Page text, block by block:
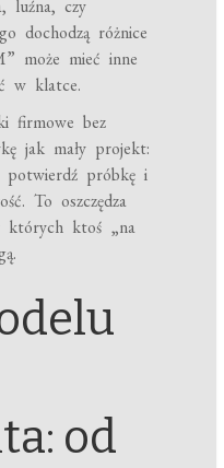
luźna, czy
dochodzą różnice
może mieć inne
w klatce.
firmowe bez
jak mały projekt:
potwierdź próbkę i
To oszczędza
których ktoś „na
od